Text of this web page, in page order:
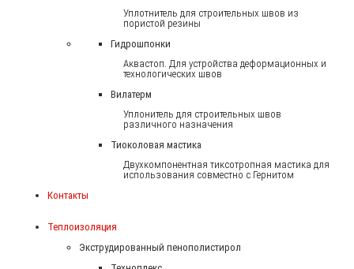
Уплотнитель для строительных швов из
пористой резины
Гидрошпонки
Аквастоп. Для устройства деформационных и
технологических швов
Вилатерм
Уплонитель для строительных швов
различного назначения
Тиоколовая мастика
Двухкомпонентная тиксотропная мастика для
использования совместно с Гернитом
Контакты
Теплоизоляция
Экструдированный пенополистирол